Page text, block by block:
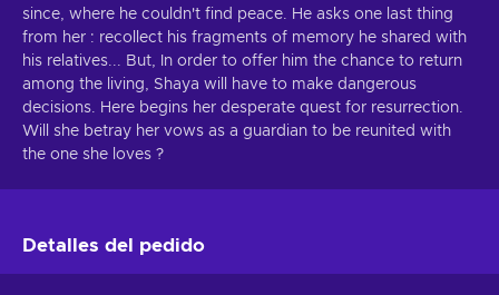
since, where he couldn't find peace. He asks one last thing
from her : recollect his fragments of memory he shared with
his relatives... But, In order to offer him the chance to return
among the living, Shaya will have to make dangerous
decisions. Here begins her desperate quest for resurrection.
Will she betray her vows as a guardian to be reunited with
the one she loves ?
Detalles del pedido